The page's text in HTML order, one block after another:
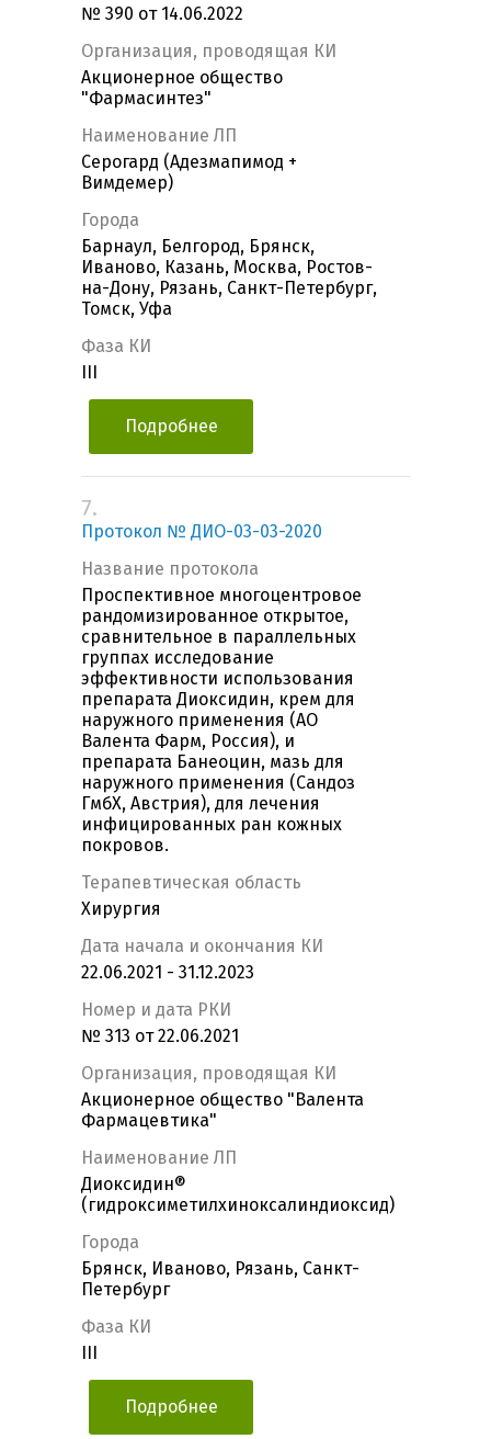
№ 390 от 14.06.2022
Организация, проводящая КИ
Акционерное общество
"Фармасинтез"
Наименование ЛП
Серогард (Адезмапимод +
Вимдемер)
Города
Барнаул, Белгород, Брянск,
Иваново, Казань, Москва, Ростов-
на-Дону, Рязань, Санкт-Петербург,
Томск, Уфа
Фаза КИ
Подробнее
7.
Протокол № ДИО-03-03-2020
Название протокола
Проспективное многоцентровое
рандомизированное открытое,
сравнительное в параллельных
группах исследование
эффективности использования
препарата Диоксидин, крем для
наружного применения (АО
Валента Фарм, Россия), и
препарата Банеоцин, мазь для
наружного применения (Сандоз
ГмбХ, Австрия), для лечения
инфицированных ран кожных
покровов.
Терапевтическая область
Хирургия
Дата начала и окончания КИ
22.06.2021 - 31.12.2023
Номер и дата РКИ
№ 313 от 22.06.2021
Организация, проводящая КИ
Акционерное общество "Валента
Фармацевтика"
Наименование ЛП
Диоксидин®
(гидроксиметилхиноксалиндиоксид)
Города
Брянск, Иваново, Рязань, Санкт-
Петербург
Фаза КИ
Подробнее